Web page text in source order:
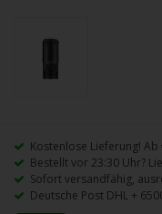
Kostenlose Lieferung! Ab
Bestellt vor 23:30 Uhr?
Sofort versandfähig,
Deutsche Post DHL +